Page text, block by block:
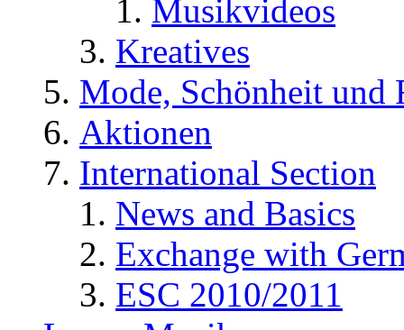
Musikvideos
Kreatives
Mode, Schönheit und
Aktionen
International Section
News and Basics
Exchange with
ESC 2010/2011